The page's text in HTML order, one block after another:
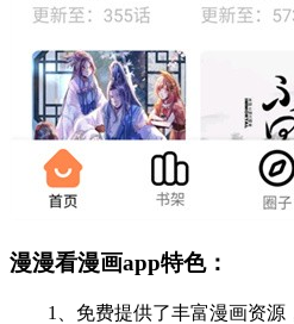
漫漫看漫画app特色：
1、免费提供了丰富漫画资源